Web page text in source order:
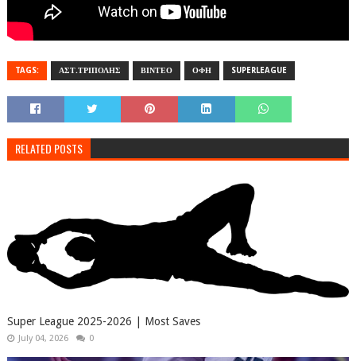
TAGS: ΑΣΤ.ΤΡΙΠΟΛΗΣ ΒΙΝΤΕΟ ΟΦΗ SUPERLEAGUE
RELATED POSTS
Super League 2025-2026 | Most Saves
July 04, 2026 0